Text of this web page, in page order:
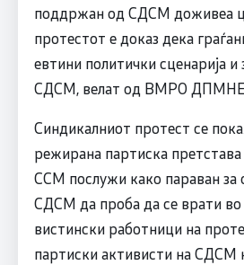
поддржан од СДСM доживеа
протестот е доказ дека
евтини политички сценарија и
СДСM, велат од ВМРО
Синдикалниот протест се
режирана партиска
ССМ послужи како параван за
СДСM да проба да се врати
вистински работници на
партиски активисти на СДСM